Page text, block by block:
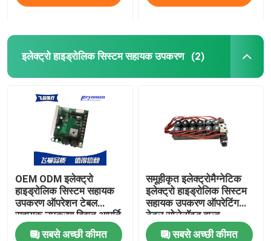
इलेक्ट्रो हाइड्रोलिक सिस्टम सहायक उपकरण (2)
OEM ODM इलेक्ट्रो
हाइड्रोलिक सिस्टम सहायक
उपकरण ऑपरेशन टेबल
सहायक उपकरण विद्युत आपूर्ति
सबसे अच्छी कीमत
समूहीकृत इलेक्ट्रोमैग्नेटिक
इलेक्ट्रो हाइड्रोलिक सिस्टम
सहायक उपकरण ऑपरेटिंग
टेबल सोलेनॉइड वाल्व
सबसे अच्छी कीमत